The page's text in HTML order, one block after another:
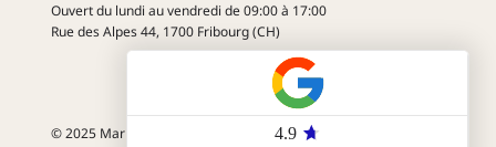
Ouvert du lundi au vendredi de 09:00 à 17:00
Rue des Alpes 44, 1700 Fribourg (CH)
© 2025 Marbrick Immobilier SA. Tout droit réservé.